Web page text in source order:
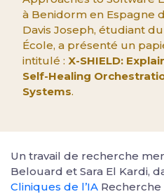
à Benidorm en Espagne
Davis Joseph, étudiant
École, a présenté un
intitulé : X-SHIELD:
Self-Healing
Systems.
Un travail de recherche
Belouard et Sara El Kardi,
Cliniques de l’IA